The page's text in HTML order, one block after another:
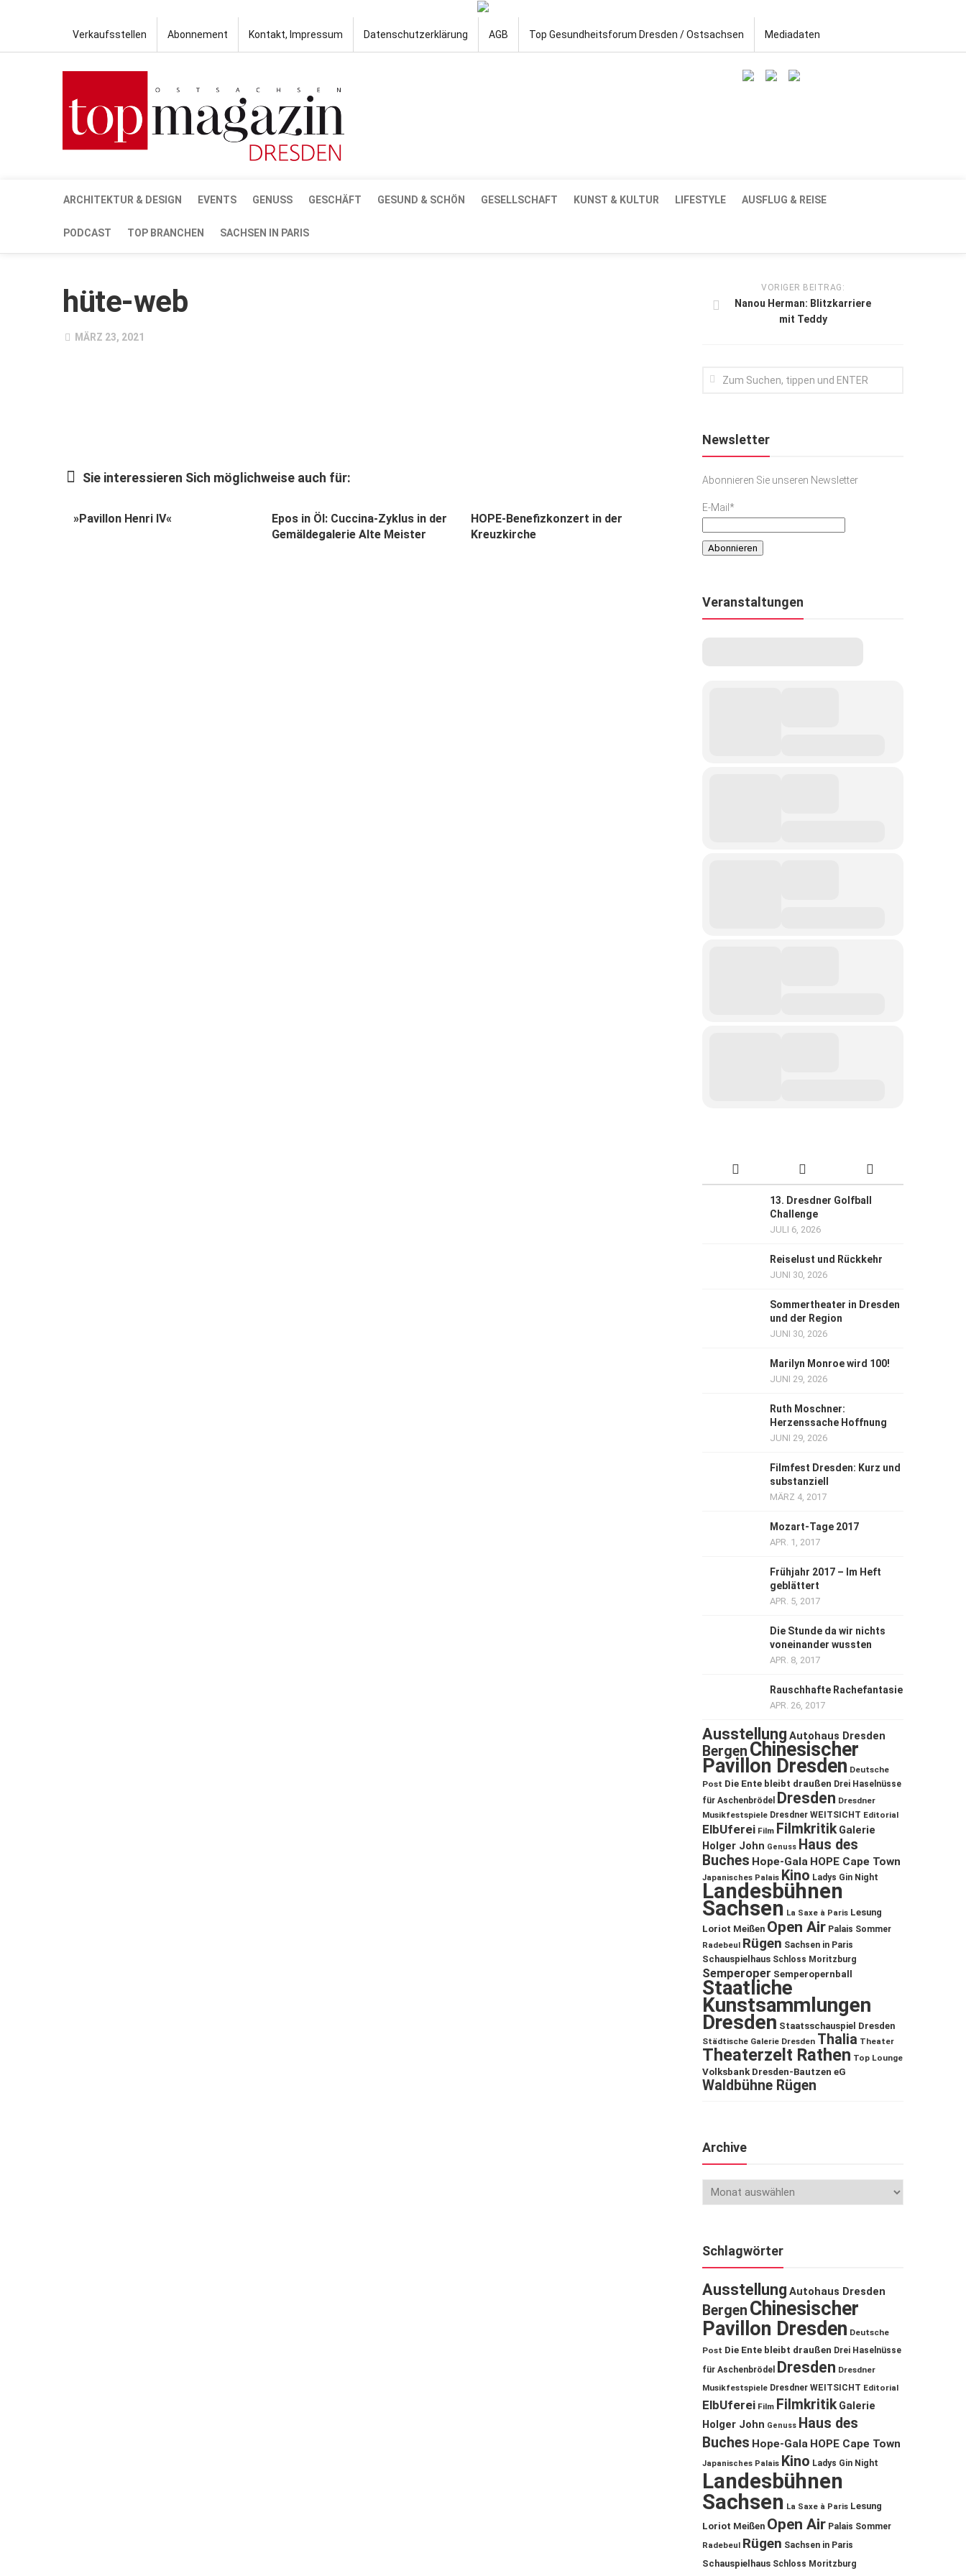
Verkaufsstellen Abonnement Kontakt, Impressum Datenschutzerklärung AGB Top Gesundheitsforum Dresden / Ostsachsen Mediadaten
ARCHITEKTUR & DESIGN EVENTS GENUSS GESCHÄFT GESUND & SCHÖN GESELLSCHAFT KUNST & KULTUR LIFESTYLE AUSFLUG & REISE
PODCAST TOP BRANCHEN SACHSEN IN PARIS
hüte-web
MÄRZ 23, 2021
Sie interessieren Sich möglichweise auch für:
»Pavillon Henri IV«
Epos in Öl: Cuccina-Zyklus in der
Gemäldegalerie Alte Meister
HOPE-Benefizkonzert in der
Kreuzkirche
VORIGER BEITRAG:
Nanou Herman: Blitzkarriere
mit Teddy
Newsletter
Abonnieren Sie unseren Newsletter
E-Mail*
Veranstaltungen
13. Dresdner Golfball
Challenge
JULI 6, 2026
Reiselust und Rückkehr
JUNI 30, 2026
Sommertheater in Dresden
und der Region
JUNI 30, 2026
Marilyn Monroe wird 100!
JUNI 29, 2026
Ruth Moschner:
Herzenssache Hoffnung
JUNI 29, 2026
Filmfest Dresden: Kurz und
substanziell
MÄRZ 4, 2017
Mozart-Tage 2017
APR. 1, 2017
Frühjahr 2017 – Im Heft
geblättert
APR. 5, 2017
Die Stunde da wir nichts
voneinander wussten
APR. 8, 2017
Rauschhafte Rachefantasie
APR. 26, 2017
Ausstellung Autohaus Dresden
Bergen Chinesischer
Pavillon Dresden Deutsche
Post Die Ente bleibt draußen Drei Haselnüsse
für Aschenbrödel
Dresden Dresdner
Musikfestspiele Dresdner WEITSICHT Editorial
ElbUferei Film Filmkritik Galerie
Holger John Genuss Haus des
Buches Hope-Gala HOPE Cape Town
Japanisches Palais Kino Ladys Gin Night
Landesbühnen
Sachsen La Saxe à Paris Lesung
Loriot Meißen Open Air Palais Sommer
Radebeul Rügen Sachsen in Paris
Schauspielhaus Schloss Moritzburg
Semperoper Semperopernball
Staatliche
Kunstsammlungen
Dresden Staatsschauspiel Dresden
Städtische Galerie Dresden Thalia Theater
Theaterzelt Rathen Top Lounge
Volksbank Dresden-Bautzen eG
Waldbühne Rügen
Archive
Schlagwörter
Ausstellung Autohaus Dresden
Bergen Chinesischer
Pavillon Dresden Deutsche
Post Die Ente bleibt draußen Drei Haselnüsse
für Aschenbrödel
Dresden Dresdner
Musikfestspiele Dresdner WEITSICHT Editorial
ElbUferei Film Filmkritik Galerie
Holger John Genuss Haus des
Buches Hope-Gala HOPE Cape Town
Japanisches Palais Kino Ladys Gin Night
Landesbühnen
Sachsen La Saxe à Paris Lesung
Loriot Meißen Open Air Palais Sommer
Radebeul Rügen Sachsen in Paris
Schauspielhaus Schloss Moritzburg